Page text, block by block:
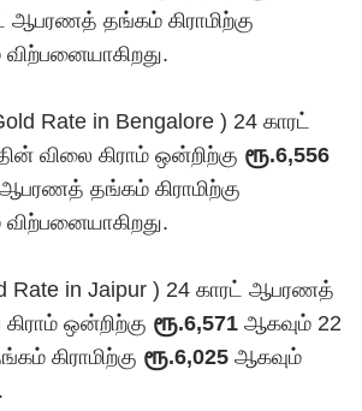
ஆபரணத் தங்கம் கிராமிற்கு
Rate in Bengalore ) 24 காரட்
விலை கிராம் ஒன்றிற்கு ரூ.6,556
தங்கம் கிராமிற்கு
Rate in Jaipur ) 24 காரட் ஆபரணத்
ஒன்றிற்கு ரூ.6,571 ஆகவும் 22
கிராமிற்கு ரூ.6,025 ஆகவும்